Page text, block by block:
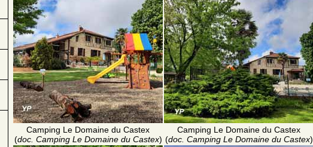
Camping Le Domaine du Castex
(doc. Camping Le Domaine du Castex)
Camping Le Domaine du Castex
(doc. Camping Le Domaine du Castex)